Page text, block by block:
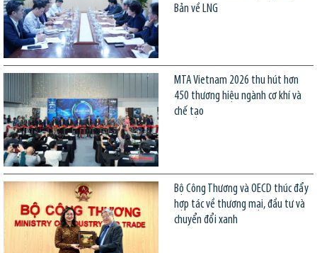
Bản về LNG
MTA Vietnam 2026 thu hút hơn
450 thương hiệu ngành cơ khí và
chế tạo
Bộ Công Thương và OECD thúc đẩy
hợp tác về thương mại, đầu tư và
chuyển đổi xanh